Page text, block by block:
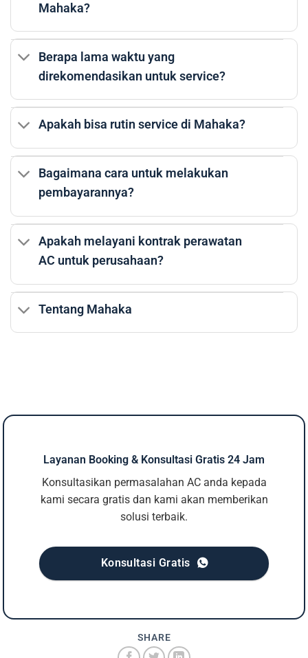
Mahaka?
Berapa lama waktu yang
direkomendasikan untuk service?
Apakah bisa rutin service di Mahaka?
Bagaimana cara untuk melakukan
pembayarannya?
Apakah melayani kontrak perawatan
AC untuk perusahaan?
Tentang Mahaka
Layanan Booking & Konsultasi Gratis 24 Jam
Konsultasikan permasalahan AC anda kepada
kami secara gratis dan kami akan memberikan
solusi terbaik.
Konsultasi Gratis
SHARE